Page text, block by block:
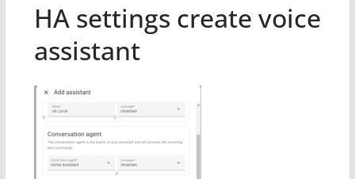
HA settings create voice
assistant